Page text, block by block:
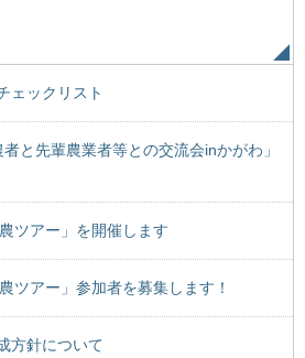
ェックリスト
と先輩農業者等との交流会inかがわ」
ツアー」を開催します
ツアー」参加者を募集します！
方針について